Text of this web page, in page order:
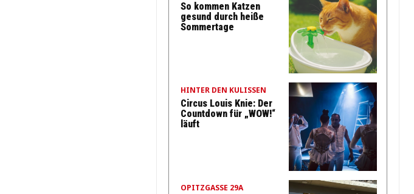
So kommen Katzen
gesund durch heiße
Sommertage
HINTER DEN KULISSEN
Circus Louis Knie: Der
Countdown für „WOW!“
läuft
OPITZGASSE 29A